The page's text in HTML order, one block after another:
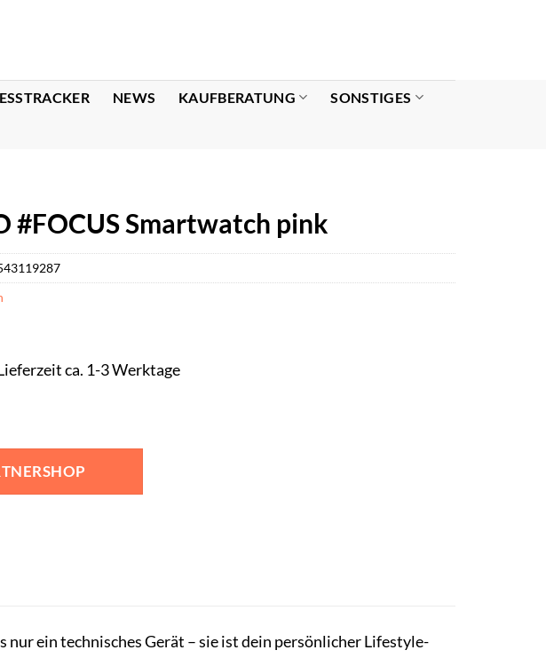
NEWS KAUFBERATUNG SONSTIGES
#FOCUS Smartwatch pink
ca. 1-3 Werktage
nur ein technisches Gerät – sie ist dein persönlicher Lifestyle-